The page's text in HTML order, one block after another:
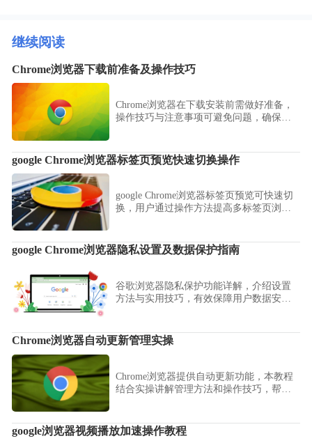
继续阅读
Chrome浏览器下载前准备及操作技巧
Chrome浏览器在下载安装前需做好准备，
操作技巧与注意事项可避免问题，确保安
google Chrome浏览器标签页预览快速切换操作
google Chrome浏览器标签页预览可快速切
换，用户通过操作方法提高多标签页浏览
google Chrome浏览器隐私设置及数据保护指南
谷歌浏览器隐私保护功能详解，介绍设置
方法与实用技巧，有效保障用户数据安全
Chrome浏览器自动更新管理实操
Chrome浏览器提供自动更新功能，本教程
结合实操讲解管理方法和操作技巧，帮助
google浏览器视频播放加速操作教程